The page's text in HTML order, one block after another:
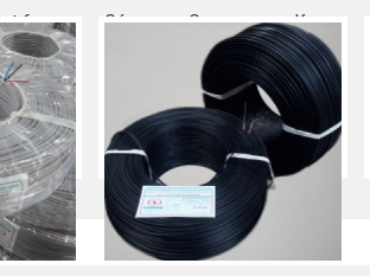
6
Cáp mạng Commscope Krone
Cat 6
Mua ngay